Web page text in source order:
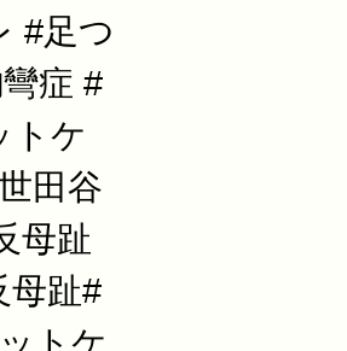
#足つ
症 #
トケ
田谷
母趾
母趾#
トケ